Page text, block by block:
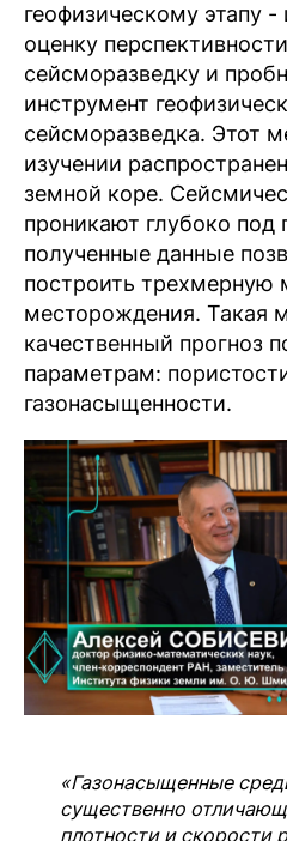
геофизическому этапу
оценку
сейсморазведку и
инструмент
сейсморазведка. Этот
изучении
земной коре.
проникают глубоко под
полученные данные
построить трехмерную
месторождения. Такая
качественный прогноз
параметрам:
газонасыщенности.
«Газонасыщенные
существенно
плотности и скорости